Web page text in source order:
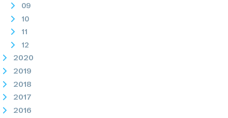
09
10
11
12
2020
2019
2018
2017
2016